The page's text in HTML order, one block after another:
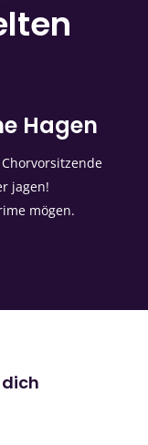
Hagen
jagen!
mögen.